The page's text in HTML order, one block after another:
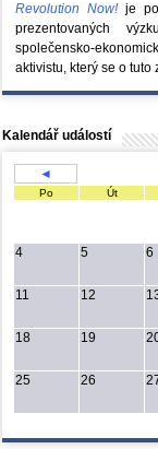
Revolution Now! je
prezentovaných
společensko-
aktivistu, který se o
Kalendář událostí
◄
Po Út
4 5 6
11 12
18 19
25 26